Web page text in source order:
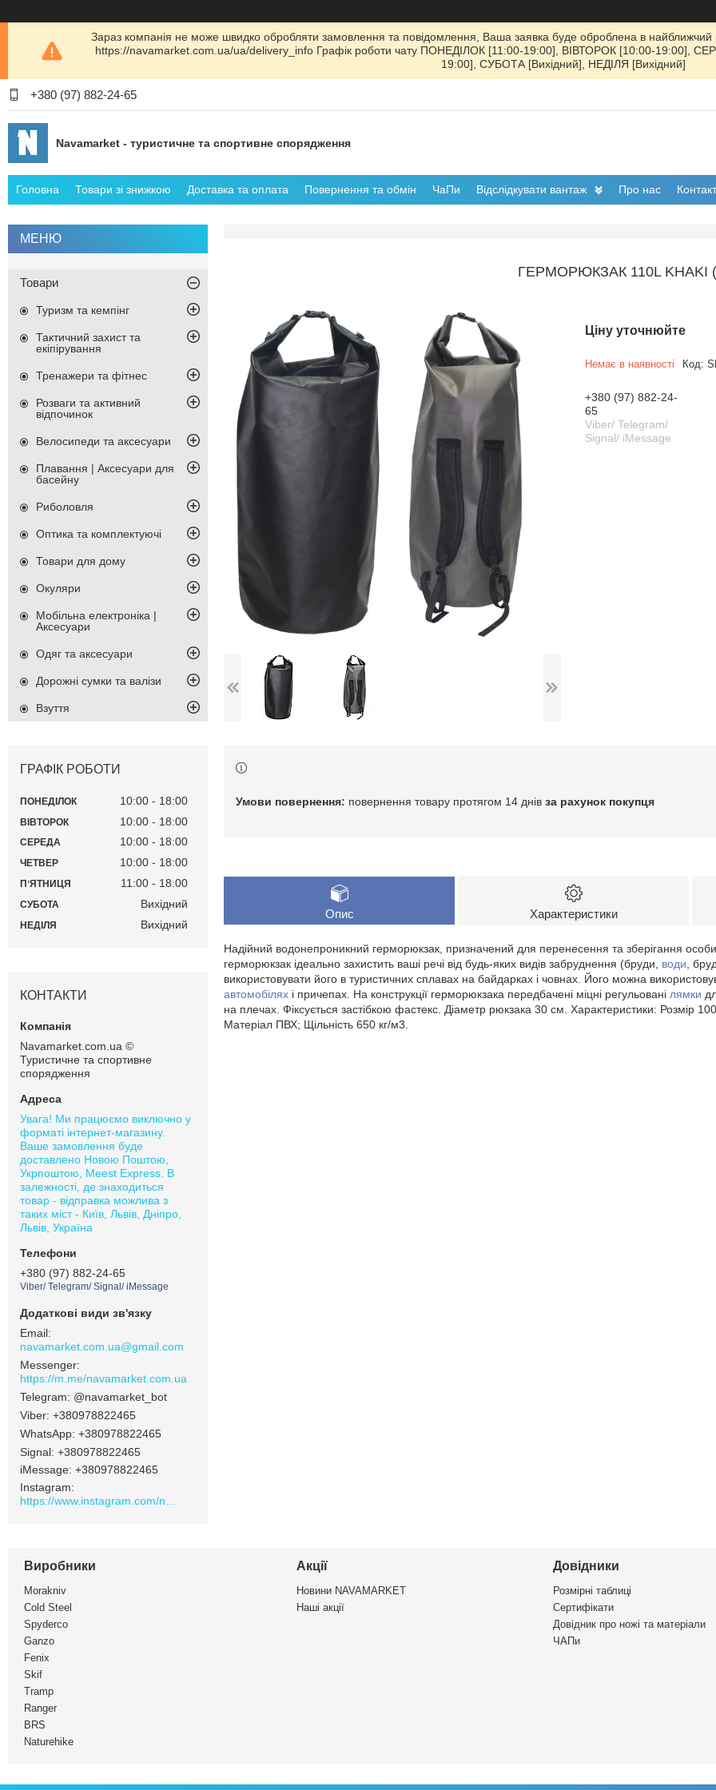
Зараз компанія не може швидко обробляти замовлення та повідомлення, Ваша заявка буде оброблена в найближчий
https://navamarket.com.ua/ua/delivery_info Графік роботи чату ПОНЕДІЛОК [11:00-19:00], ВІВТОРОК [10:00-19:00],
19:00], СУБОТА [Вихідний], НЕДІЛЯ [Вихідний]
+380 (97) 882-24-65
Navamarket - туристичне та спортивне спорядження
Головна Товари зі знижкою Доставка та оплата Повернення та обмін ЧаПи Відслідкувати вантаж Про нас
ГЕРМОРЮКЗАК 110L KHAKI
Ціну уточнюйте
Немає в наявності Код:
+380 (97) 882-24-
65
Viber/ Telegram/
Signal/ iMessage
повернення товару протягом 14 днів за рахунок покупця
Опис Характеристики
Надійний водонепроникний герморюкзак, призначений для перенесення та зберігання
герморюкзак ідеально захистить ваші речі від будь-яких видів забруднення (бруди, води ,
використовувати його в туристичних сплавах на байдарках і човнах. Його можна
автомобілях і причепах. На конструкції герморюкзака передбачені міцні регульовані лямки
на плечах. Фіксується застібкою фастекс. Діаметр рюкзака 30 см. Характеристики: Розмір
Матеріал ПВХ; Щільність 650 кг/м3.
Товари
Туризм та кемпінг
Тактичний захист та
екіпірування
Тренажери та фітнес
Розваги та активний
відпочинок
Велосипеди та аксесуари
Плавання | Аксесуари для
басейну
Риболовля
Оптика та комплектуючі
Товари для дому
Окуляри
Мобільна електроніка |
Аксесуари
Одяг та аксесуари
Дорожні сумки та валізи
Взуття
ГРАФІК РОБОТИ
ПОНЕДІЛОК 10:00 18:00
ВІВТОРОК 10:00 18:00
СЕРЕДА 10:00 18:00
ЧЕТВЕР 10:00 18:00
ПʼЯТНИЦЯ 11:00 18:00
СУБОТА Вихідний
НЕДІЛЯ Вихідний
КОНТАКТИ
Navamarket.com.ua ©
Туристичне та спортивне
спорядження
Увага! Ми працюємо виключно у
форматі інтернет-магазину.
Ваше замовлення буде
доставлено Новою Поштою,
Укрпоштою, Meest Express. В
залежності, де знаходиться
товар - відправка можлива з
таких міст - Київ, Львів, Дніпро,
Львів, Україна
+380 (97) 882-24-65
Viber/ Telegram/ Signal/ iMessage
navamarket.com.ua@gmail.com
https://m.me/navamarket.com.ua
@navamarket_bot
+380978822465
+380978822465
Signal +380978822465
iMessage +380978822465
Instagram
Виробники
Morakniv
Cold Steel
Spyderco
Ganzo
Fenix
Skif
Tramp
Ranger
BRS
Naturehike
Акції
Новини NAVAMARKET
Наші акції
Довідники
Розмірні таблиці
Сертифікати
Довідник про ножі та матеріали
ЧАПи